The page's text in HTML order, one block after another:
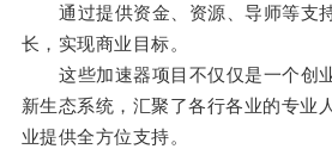
通过提供资金、资源、导师等支
长，实现商业目标。
这些加速器项目不仅仅是一个创业
新生态系统，汇聚了各行各业的专业
业提供全方位支持。